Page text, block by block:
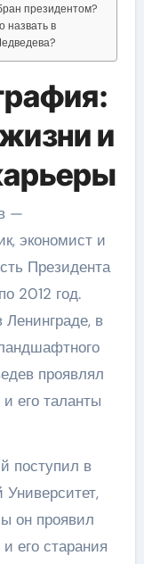
президентом?
назвать в
и
—
экономист и
Президента
2012 год.
Ленинграде, в
проявлял
его таланты
поступил в
Университет,
он проявил
его старания